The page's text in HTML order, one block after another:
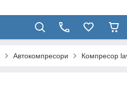
Автокомпресори Компресор